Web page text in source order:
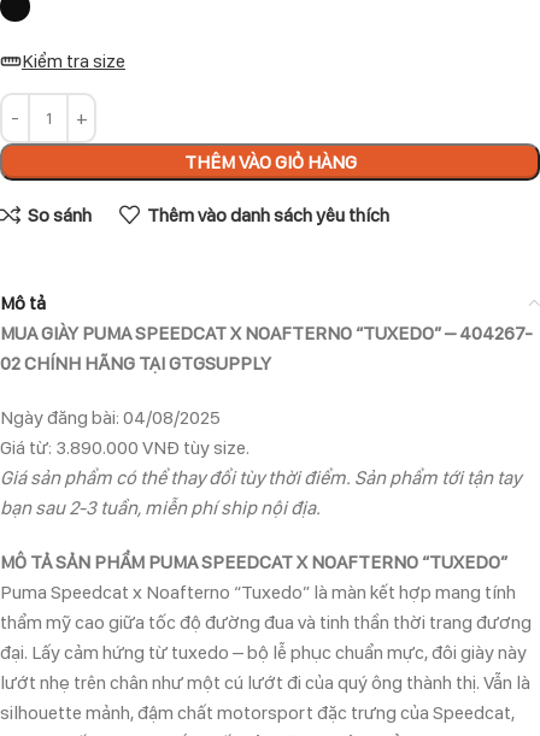
Kiểm tra size
THÊM VÀO GIỎ HÀNG
So sánh Thêm vào danh sách yêu thích
Mô tả
MUA GIÀY PUMA SPEEDCAT X NOAFTERNO “TUXEDO” – 404267-
02 CHÍNH HÃNG TẠI GTGSUPPLY
Ngày đăng bài: 04/08/2025
Giá từ: 3.890.000 VNĐ tùy size.
Giá sản phẩm có thể thay đổi tùy thời điểm. Sản phẩm tới tận tay
bạn sau 2-3 tuần, miễn phí ship nội địa.
MÔ TẢ SẢN PHẨM PUMA SPEEDCAT X NOAFTERNO “TUXEDO”
Puma Speedcat x Noafterno “Tuxedo” là màn kết hợp mang tính
thẩm mỹ cao giữa tốc độ đường đua và tinh thần thời trang đương
đại. Lấy cảm hứng từ tuxedo – bộ lễ phục chuẩn mực, đôi giày này
lướt nhẹ trên chân như một cú lướt đi của quý ông thành thị. Vẫn là
silhouette mảnh, đậm chất motorsport đặc trưng của Speedcat,